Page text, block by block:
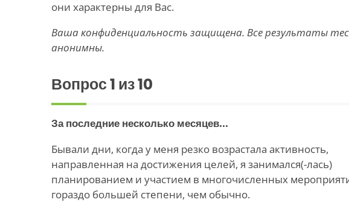
они характерны для Вас.
Ваша конфиденциальность защищена. Все результаты
анонимны.
Вопрос1 из 10
За последние несколько месяцев...
Бывали дни, когда у меня резко возрастала активность,
направленная на достижения целей, я занимался(-лась)
планированием и участием в многочисленных
гораздо большей степени, чем обычно.